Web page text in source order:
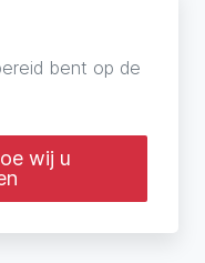
bent op de
wij u